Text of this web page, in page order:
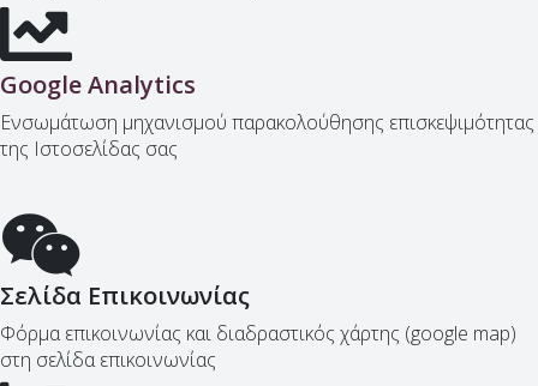
Google Analytics
Ενσωμάτωση μηχανισμού παρακολούθησης επισκεψιμότητας
της Ιστοσελίδας σας
Σελίδα Επικοινωνίας
Φόρμα επικοινωνίας και διαδραστικός χάρτης (google map)
στη σελίδα επικοινωνίας